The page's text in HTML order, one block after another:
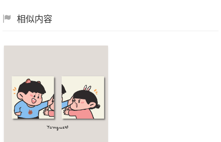
相似内容